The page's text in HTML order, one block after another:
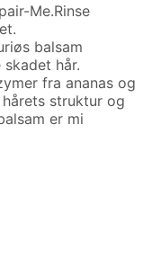
Me.Rinse
balsam
hår.
fra ananas og
struktur og
er mi